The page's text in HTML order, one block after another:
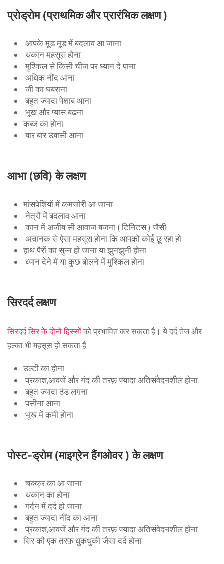
प्रोड्रोम (प्राथमिक और प्रारंभिक लक्षण )
आपके मूड मूड में बदलाव आ जाना
थकान महसूस होना
मुश्किल से किसी चीज पर ध्यान दे पाना
अधिक नींद आना
जी का घबराना
बहुत ज्यादा पेशाब आना
भूख और प्यास बढ़ना
कब्ज का होना
बार बार उबासी आना
आभा (छवि) के लक्षण
मांसपेशियों में कमजोरी आ जाना
नेत्रों में बदलाव आना
कान में अजीब सी आवाज बजना ( टिनिटस ) जैसी
अचानक से ऐसा महसूस होना कि आपको कोई छू रहा हो
हाथ पैरों का सुन्न हो जाना या झुनझुनी होना
ध्यान देने में या कुछ बोलने में मुश्किल होना
सिरदर्द लक्षण
सिरदर्द सिर के दोनों हिस्सों को प्रभावित कर सकता है। ये दर्द तेज और
हल्का भी महसूस हो सकता है
उल्टी का होना
प्रकाश,आवजें और गंद की तरफ़ ज्यादा अतिसंवेदनशील होना
बहुत ज्यादा ठंड लगना
पसीना आना
भूख में कमी होना
पोस्ट-ड्रोम (माइग्रेन हैंगओवर ) के लक्षण
चक्क्र का आ जाना
थकान का होना
गर्दन में दर्द हो जाना
बहुत ज्यादा नींद का आना
प्रकाश,आवजें और गंद की तरफ़ ज्यादा अतिसंवेदनशील होना
सिर की एक तरफ़ धुकधुकी जैसा दर्द होना